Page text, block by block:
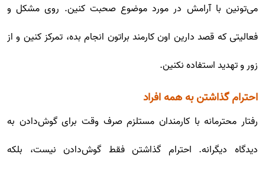
می‌تونین با آرامش در مورد موضوع صحبت کنین. روی مشکل و
فعالیتی که قصد دارین اون کارمند براتون انجام بده، تمرکز کنین و از
زور و تهدید استفاده نکنین.
احترام گذاشتن به همه افراد
رفتار محترمانه با کارمندان مستلزم صرف وقت برای گوش‌دادن به
دیدگاه دیگرانه. احترام گذاشتن فقط گوش‌دادن نیست، بلکه